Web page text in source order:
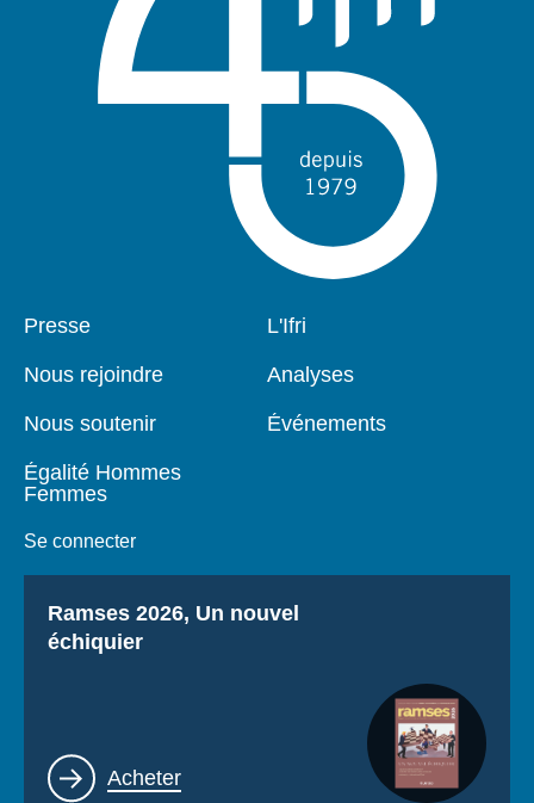
Pied
Presse
Nous rejoindre
Nous soutenir
Égalité Hommes
Femmes
Se connecter
Navigation
L'Ifri
Analyses
Événements
Titre
Ramses 2026, Un nouvel
échiquier
Lien
Acheter